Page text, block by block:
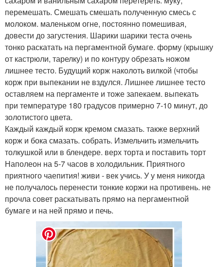
перемешать. Смешать смешать полученную смесь с
молоком. маленьком огне, постоянно помешивая,
довести до загустения. Шарики шарики теста очень
тонко раскатать на пергаментной бумаге. форму (крышку
от кастрюли, тарелку) и по контуру обрезать ножом
лишнее тесто. Будущий корж наколоть вилкой (чтобы
корж при выпекании не вздулся. Лишнее лишнее тесто
оставляем на пергаменте и тоже запекаем. выпекать
при температуре 180 градусов примерно 7-10 минут, до
золотистого цвета.
Каждый каждый корж кремом смазать. также верхний
корж и бока смазать. собрать. Измельчить измельчить
толкушкой или в блендере. верх торта и поставить торт
Наполеон на 5-7 часов в холодильник. Приятного
приятного чаепития! живи - век учись. У у меня никогда
не получалось перенести тонкие коржи на противень. не
прочла совет раскатывать прямо на пергаментной
бумаге и на ней прямо и печь.